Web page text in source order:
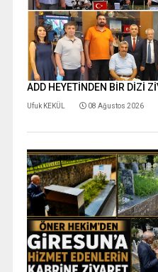
ADD HEYETİNDEN BİR DİZİ
Ufuk KEKÜL 08 Ağustos 2026